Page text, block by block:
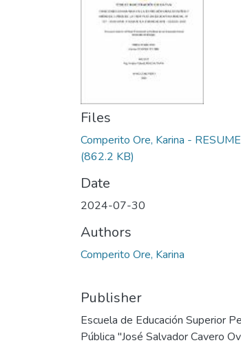
Files
Comperito Ore, Karina -
(862.2 KB)
Date
2024-07-30
Authors
Comperito Ore, Karina
Publisher
Escuela de Educación Superior
Pública "José Salvador Cavero